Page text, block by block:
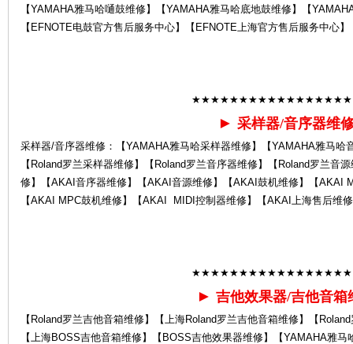
【YAMAHA雅马哈嗵鼓维修】【YAMAHA雅马哈底地鼓维修】【
【EFNOTE电鼓官方售后服务中心】【EFNOTE上海官方售后服务中心】
► 采样器/音序器维
采样器/音序器维修：【YAMAHA雅马哈采样器维修】【YAMAHA雅马哈
【Roland罗兰采样器维修】【Roland罗兰音序器维修】【Roland罗兰音
修】【AKAI音序器维修】【AKAI音源维修】【AKAI鼓机维修】【AKAI
【AKAI MPC鼓机维修】【AKAI MIDI控制器维修】【AKAI上海售后维
► 吉他效果器/吉他音箱
【Roland罗兰吉他音箱维修】【上海Roland罗兰吉他音箱维修】【
【上海BOSS吉他音箱维修】【BOSS吉他效果器维修】【YAMAHA雅